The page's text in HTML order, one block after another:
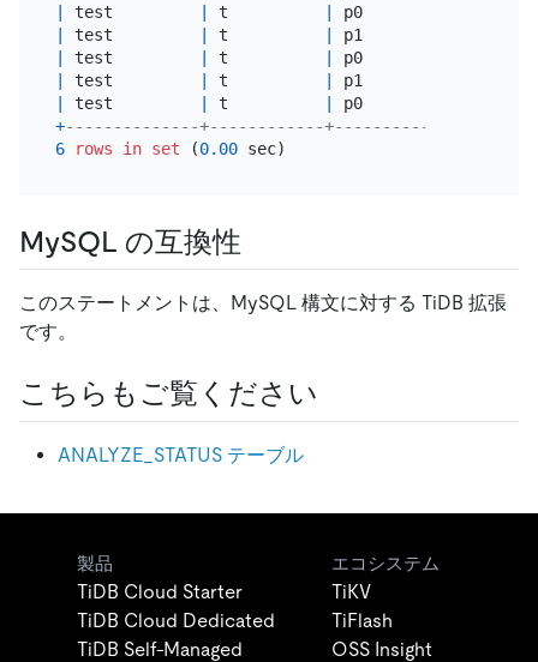
|
test | t | p0
|
test | t | p1
|
test | t | p0
|
test | t | p1
|
test | t | p0
+--------------+------------+----------------
6
rows in set (0.00
MySQL の互換性
このステートメントは、MySQL 構文に対する TiDB 拡張
です。
こちらもご覧ください
ANALYZE_STATUS テーブル
製品
TiDB Cloud Starter
TiDB Cloud Dedicated
TiDB Self-Managed
エコシステム
TiKV
TiFlash
OSS Insight